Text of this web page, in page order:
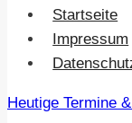
Startseite
Impressum
Heutige Termine